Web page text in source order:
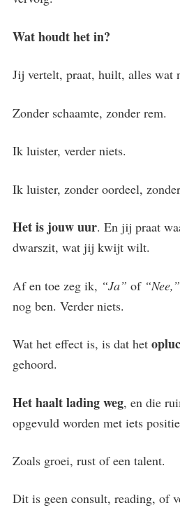
Wat houdt het in?
Jij vertelt, praat, huilt, alles wat
Zonder schaamte, zonder rem.
Ik luister, verder niets.
Ik luister, zonder oordeel,
Het is jouw uur. En jij praat
dwarszit, wat jij kwijt wilt.
Af en toe zeg ik, “Ja” of “Nee,”
nog ben. Verder niets.
Wat het effect is, is dat het
gehoord.
Het haalt lading weg, en die
opgevuld worden met iets
Zoals groei, rust of een talent.
Dit is geen consult, reading, of